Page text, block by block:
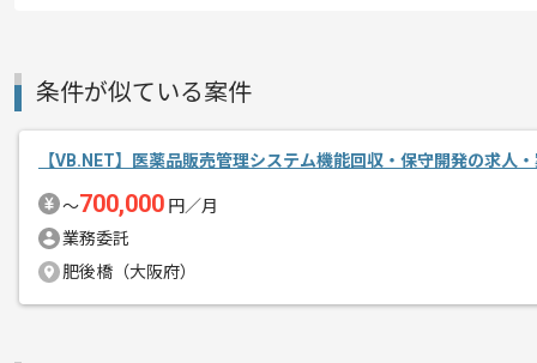
条件が似ている案件
【VB.NET】医薬品販売管理システム機能回収・保守開発の求人
〜700,000 円／月
業務委託
肥後橋（大阪府）